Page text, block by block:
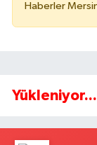
Haberler
Yükleniyor...